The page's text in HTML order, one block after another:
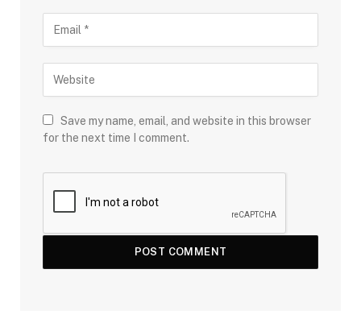
Save my name, email, and website in this browser
for the next time I comment.